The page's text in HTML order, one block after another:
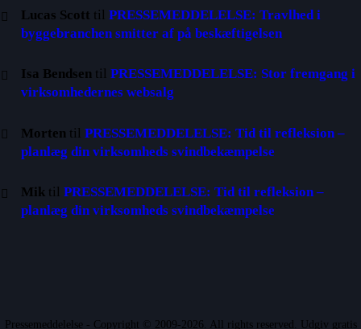
Lucas Scott tilPRESSEMEDDELELSE: Travlhed i
byggebranchen smitter af på beskæftigelsen
Isa Bendsen tilPRESSEMEDDELELSE: Stor fremgang i
virksomhedernes websalg
Morten tilPRESSEMEDDELELSE: Tid til refleksion –
planlæg din virksomheds svindbekæmpelse
Mik tilPRESSEMEDDELELSE: Tid til refleksion –
planlæg din virksomheds svindbekæmpelse
Pressemeddelelse - Copyright © 2009-2026. All rights reserved. Udgiv gratis